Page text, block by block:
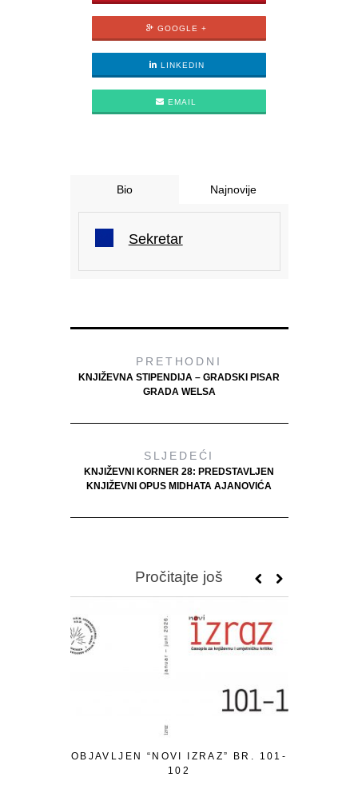
GOOGLE +
LINKEDIN
EMAIL
Bio Najnovije
Sekretar
PRETHODNI
KNJIŽEVNA STIPENDIJA – GRADSKI PISAR
GRADA WELSA
SLJEDEĆI
KNJIŽEVNI KORNER 28: PREDSTAVLJEN
KNJIŽEVNI OPUS MIDHATA AJANOVIĆA
Pročitajte još
OBJAVLJEN “NOVI IZRAZ” BR. 101-
102